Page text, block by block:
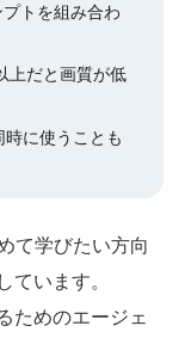
トを組み合わ
上だと画質が低
に使うことも
て学びたい方向
ています。
ためのエージェ